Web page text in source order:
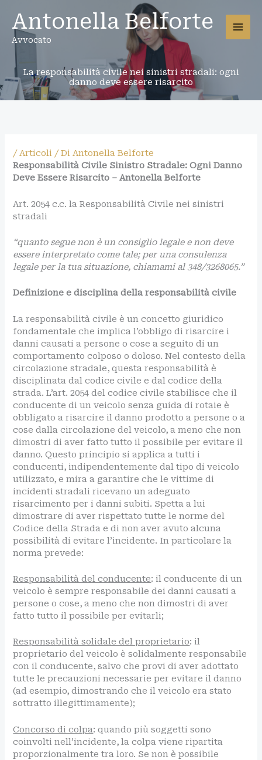
contenuto
Antonella Belforte
Avvocato
La responsabilità civile nei sinistri stradali: ogni
danno deve essere risarcito
/Articoli / DiAntonella Belforte
Responsabilità Civile Sinistro Stradale: Ogni Danno
Deve Essere Risarcito – Antonella Belforte
Art. 2054 c.c. la Responsabilità Civile nei sinistri
stradali
“quanto segue non è un consiglio legale e non deve
essere interpretato come tale; per una consulenza
legale per la tua situazione, chiamami al 348/3268065.”
Definizione e disciplina della responsabilità civile
La responsabilità civile è un concetto giuridico
fondamentale che implica l’obbligo di risarcire i
danni causati a persone o cose a seguito di un
comportamento colposo o doloso. Nel contesto della
circolazione stradale, questa responsabilità è
disciplinata dal codice civile e dal codice della
strada. L’art. 2054 del codice civile stabilisce che il
conducente di un veicolo senza guida di rotaie è
obbligato a risarcire il danno prodotto a persone o a
cose dalla circolazione del veicolo, a meno che non
dimostri di aver fatto tutto il possibile per evitare il
danno. Questo principio si applica a tutti i
conducenti, indipendentemente dal tipo di veicolo
utilizzato, e mira a garantire che le vittime di
incidenti stradali ricevano un adeguato
risarcimento per i danni subiti. Spetta a lui
dimostrare di aver rispettato tutte le norme del
Codice della Strada e di non aver avuto alcuna
possibilità di evitare l’incidente. In particolare la
norma prevede:
Responsabilità del conducente: il conducente di un
veicolo è sempre responsabile dei danni causati a
persone o cose, a meno che non dimostri di aver
fatto tutto il possibile per evitarli;
Responsabilità solidale del proprietario: il
proprietario del veicolo è solidalmente responsabile
con il conducente, salvo che provi di aver adottato
tutte le precauzioni necessarie per evitare il danno
(ad esempio, dimostrando che il veicolo era stato
sottratto illegittimamente);
Concorso di colpa: quando più soggetti sono
coinvolti nell’incidente, la colpa viene ripartita
proporzionalmente tra loro. Se non è possibile